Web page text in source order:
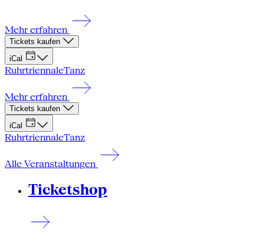
Mehr erfahren
Tickets kaufen
iCal
RuhrtriennaleTanz
Mehr erfahren
Tickets kaufen
iCal
RuhrtriennaleTanz
Alle Veranstaltungen
Ticketshop